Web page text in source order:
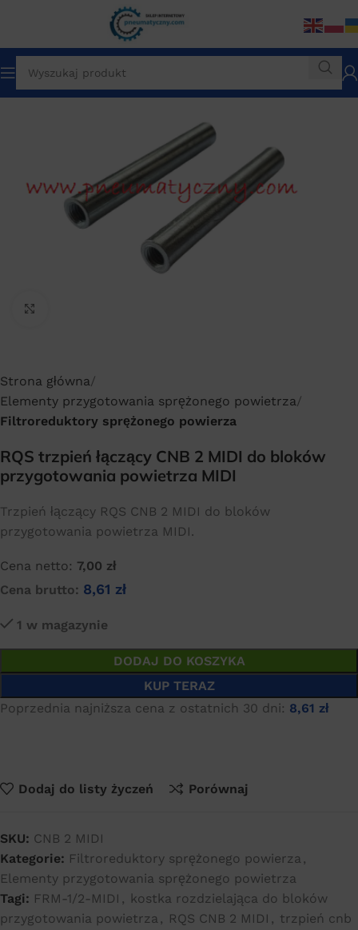
Strona główna
Elementy przygotowania sprężonego powietrza
Filtroreduktory sprężonego powierza
RQS trzpień łączący CNB 2 MIDI do bloków
przygotowania powietrza MIDI
Trzpień łączący RQS CNB 2 MIDI do bloków
przygotowania powietrza MIDI.
Cena netto: 7,00 zł
Cena brutto: 8,61 zł
1 w magazynie
DODAJ DO KOSZYKA
KUP TERAZ
Poprzednia najniższa cena z ostatnich 30 dni: 8,61 zł
Dodaj do listy życzeń Porównaj
SKU: CNB 2 MIDI
Kategorie: Filtroreduktory sprężonego powierza ,
Elementy przygotowania sprężonego powietrza
Tagi: FRM-1/2-MIDI , kostka rozdzielająca do bloków
przygotowania powietrza , RQS CNB 2 MIDI , trzpień cnb